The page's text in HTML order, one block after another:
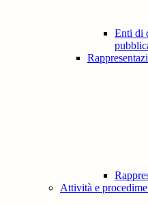
Enti di
Attività e